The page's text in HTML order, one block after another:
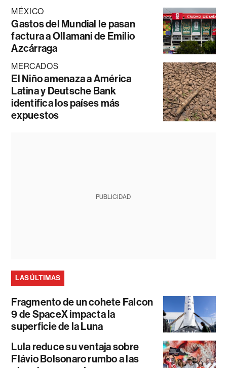
MÉXICO
Gastos del Mundial le pasan
factura a Ollamani de Emilio
Azcárraga
MERCADOS
El Niño amenaza a América
Latina y Deutsche Bank
identifica los países más
expuestos
PUBLICIDAD
LAS ÚLTIMAS
Fragmento de un cohete Falcon
9 de SpaceX impacta la
superficie de la Luna
Lula reduce su ventaja sobre
Flávio Bolsonaro rumbo a las